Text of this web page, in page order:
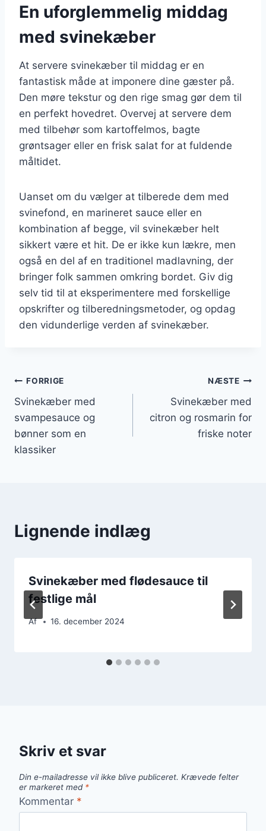
En uforglemmelig middag
med svinekæber
At servere svinekæber til middag er en
fantastisk måde at imponere dine gæster på.
Den møre tekstur og den rige smag gør dem til
en perfekt hovedret. Overvej at servere dem
med tilbehør som kartoffelmos, bagte
grøntsager eller en frisk salat for at fuldende
måltidet.
Uanset om du vælger at tilberede dem med
svinefond, en marineret sauce eller en
kombination af begge, vil svinekæber helt
sikkert være et hit. De er ikke kun lækre, men
også en del af en traditionel madlavning, der
bringer folk sammen omkring bordet. Giv dig
selv tid til at eksperimentere med forskellige
opskrifter og tilberedningsmetoder, og opdag
den vidunderlige verden af svinekæber.
Indlægsnavigation
FORRIGE
Svinekæber med
svampesauce og
bønner som en
klassiker
NÆSTE
Svinekæber med
citron og rosmarin for
friske noter
Lignende indlæg
Svinekæber med flødesauce til
festlige mål
Af 16. december 2024
Skriv et svar
Din e-mailadresse vil ikke blive publiceret. Krævede felter
er markeret med *
Kommentar *